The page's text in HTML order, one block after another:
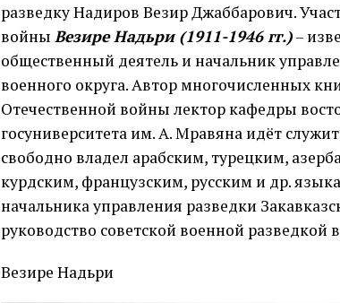
разведку Надиров Везир Джаббарович.
войны Везире Надьри (1911-1946 гг.)–
общественный деятель и начальник
военного округа. Автор многочисленных
Отечественной войны лектор кафедры
госуниверситета им. А. Мравяна идёт
свободно владел арабским, турецким,
курдским, французским, русским и др.
начальника управления разведки
руководство советской военной разведкой
Везире Надьри